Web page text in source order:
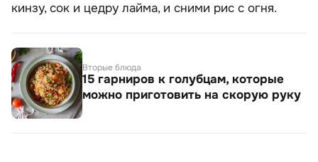
кинзу, сок и цедру лайма, и сними рис с огня.
Вторые блюда
15 гарниров к голубцам, которые
можно приготовить на скорую руку